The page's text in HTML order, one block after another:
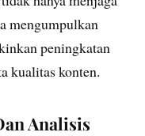
mengumpulkan
peningkatan
kualitas konten.
Analisis